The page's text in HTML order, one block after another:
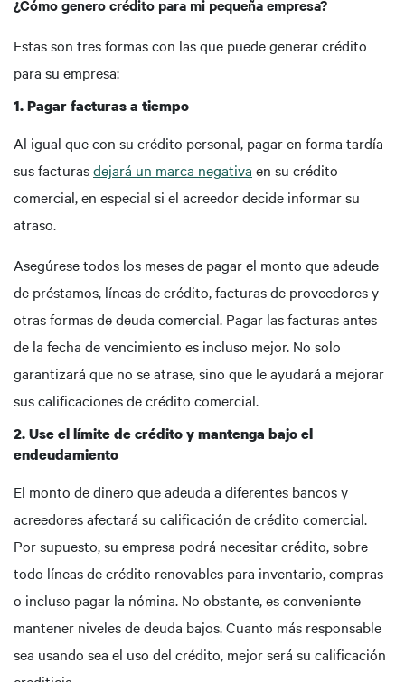
¿Cómo genero crédito para mi pequeña empresa?
Estas son tres formas con las que puede generar crédito
para su empresa:
1. Pagar facturas a tiempo
Al igual que con su crédito personal, pagar en forma tardía
sus facturasdejará un marca negativa en su crédito
comercial, en especial si el acreedor decide informar su
atraso.
Asegúrese todos los meses de pagar el monto que adeude
de préstamos, líneas de crédito, facturas de proveedores y
otras formas de deuda comercial. Pagar las facturas antes
de la fecha de vencimiento es incluso mejor. No solo
garantizará que no se atrase, sino que le ayudará a mejorar
sus calificaciones de crédito comercial.
2. Use el límite de crédito y mantenga bajo el
endeudamiento
El monto de dinero que adeuda a diferentes bancos y
acreedores afectará su calificación de crédito comercial.
Por supuesto, su empresa podrá necesitar crédito, sobre
todo líneas de crédito renovables para inventario, compras
o incluso pagar la nómina. No obstante, es conveniente
mantener niveles de deuda bajos. Cuanto más responsable
sea usando sea el uso del crédito, mejor será su calificación